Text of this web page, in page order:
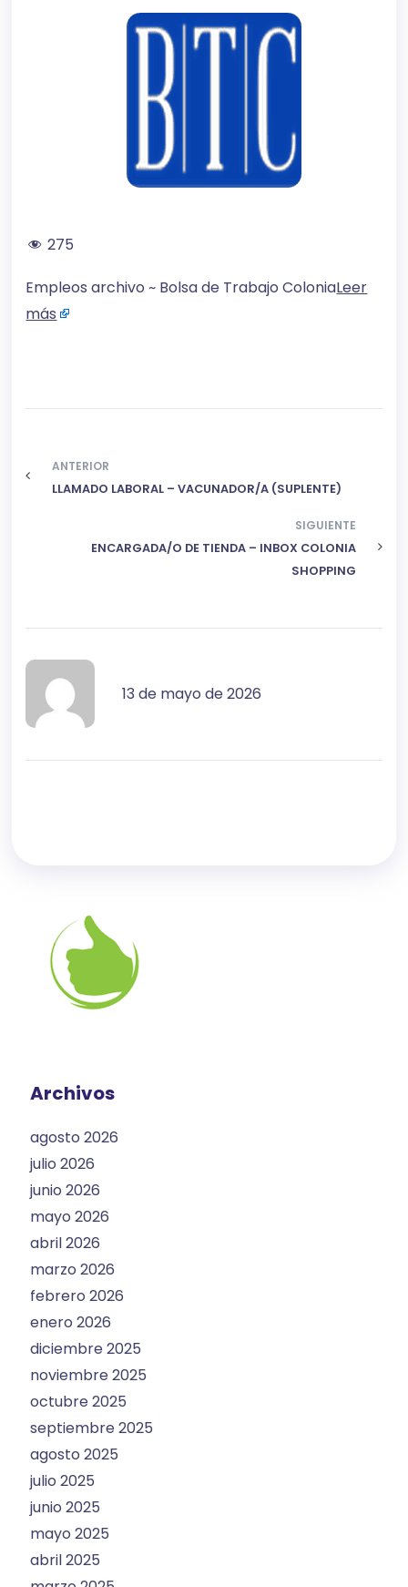
275
Empleos archivo ~ Bolsa de Trabajo ColoniaLeer
más
ANTERIOR
LLAMADO LABORAL – VACUNADOR/A (SUPLENTE)
SIGUIENTE
ENCARGADA/O DE TIENDA – INBOX COLONIA
SHOPPING
13 de mayo de 2026
Archivos
agosto 2026
julio 2026
junio 2026
mayo 2026
abril 2026
marzo 2026
febrero 2026
enero 2026
diciembre 2025
noviembre 2025
octubre 2025
septiembre 2025
agosto 2025
julio 2025
junio 2025
mayo 2025
abril 2025